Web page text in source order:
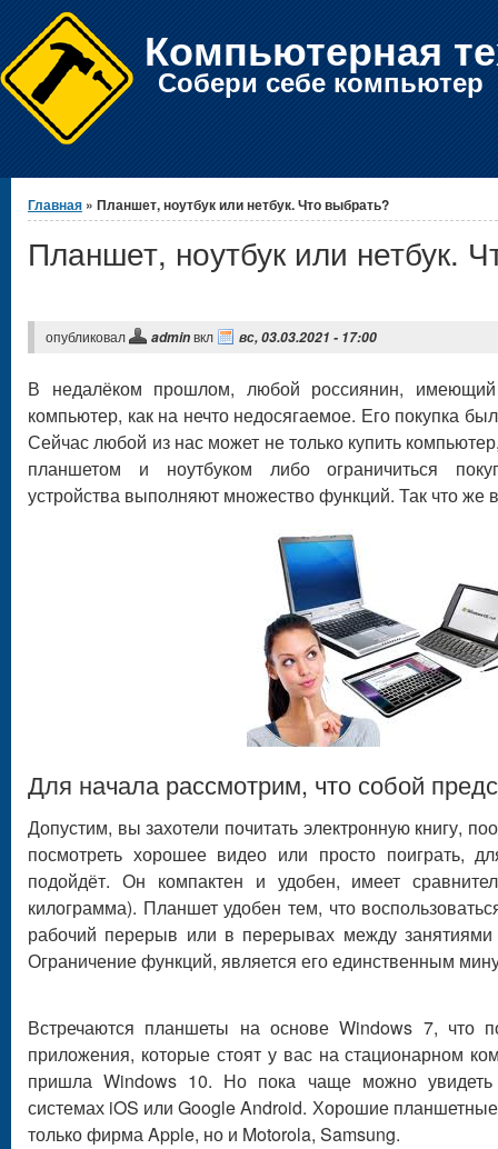
Компьютерная
Собери себе компьютер
Вы здесь
Главная » Планшет, ноутбук или нетбук. Что выбрать?
Планшет, ноутбук или нетбук.
опубликовал adminвкл вс, 03.03.2021 - 17:00
В недалёком прошлом, любой россиянин,
компьютер, как на нечто недосягаемое. Его покупка
Сейчас любой из нас может не только купить
планшетом и ноутбуком либо ограничиться
устройства выполняют множество функций. Так что же
Для начала рассмотрим, что собой
Допустим, вы захотели почитать электронную книгу,
посмотреть хорошее видео или просто поиграть,
подойдёт. Он компактен и удобен, имеет
килограмма). Планшет удобен тем, что
рабочий перерыв или в перерывах между
Ограничение функций, является его единственным
Встречаются планшеты на основе Windows 7, что
приложения, которые стоят у вас на стационарном
пришла Windows 10. Но пока чаще можно
системах iOS или Google Android. Хорошие
только фирма Apple, но и Motorola, Samsung.